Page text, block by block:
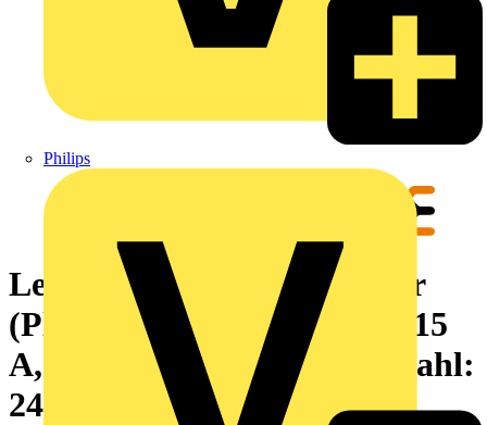
Philips
Leiterplattensteckverbinder
(Platinenanschluss), 320 V, 15
A, Raster in mm: 5.00, Polzahl:
24, THT-Lötanschluss, Box